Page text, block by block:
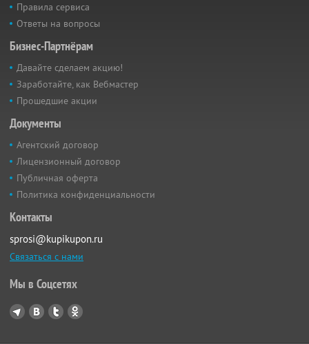
Правила сервиса
Ответы на вопросы
Бизнес-Партнёрам
Давайте сделаем акцию!
Заработайте, как Вебмастер
Прошедшие акции
Документы
Агентский договор
Лицензионный договор
Публичная оферта
Политика конфиденциальности
Контакты
sprosi@kupikupon.ru
Связаться с нами
Мы в Соцсетях